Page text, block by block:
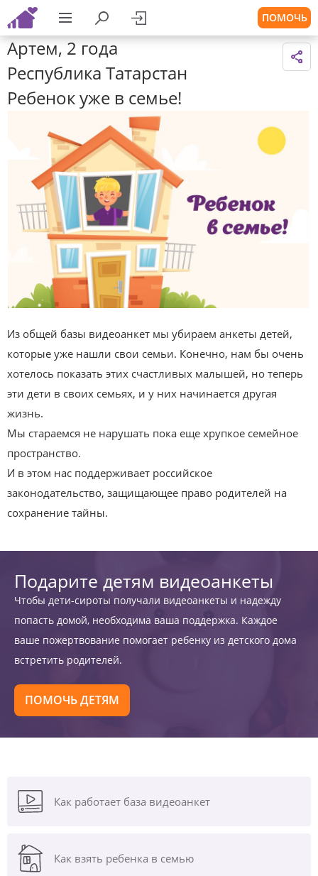
ПОМОЧЬ
Артем, 2 года
Республика Татарстан
Ребенок уже в семье!
Из общей базы видеоанкет мы убираем анкеты детей,
которые уже нашли свои семьи. Конечно, нам бы очень
хотелось показать этих счастливых малышей, но теперь
эти дети в своих семьях, и у них начинается другая
жизнь.
Мы стараемся не нарушать пока еще хрупкое семейное
пространство.
И в этом нас поддерживает российское
законодательство, защищающее право родителей на
сохранение тайны.
Подарите детям видеоанкеты
Чтобы дети-сироты получали видеоанкеты и надежду
попасть домой, необходима ваша поддержка. Каждое
ваше пожертвование помогает ребенку из детского дома
встретить родителей.
ПОМОЧЬ ДЕТЯМ
Как работает база видеоанкет
Как взять ребенка в семью